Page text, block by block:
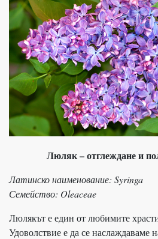
Люляк – отглеждане и
Латинско наименование: Syringa
Семейство: Oleaceae
Люлякът е един от любимите
Удоволствие е да се наслаждаваме